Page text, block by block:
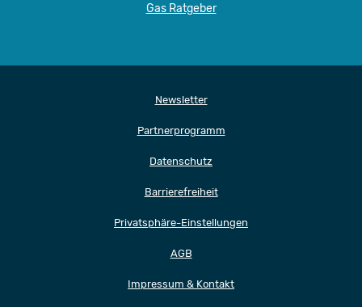
Gas Ratgeber
Newsletter
Partnerprogramm
Datenschutz
Barrierefreiheit
Privatsphäre-Einstellungen
AGB
Impressum & Kontakt